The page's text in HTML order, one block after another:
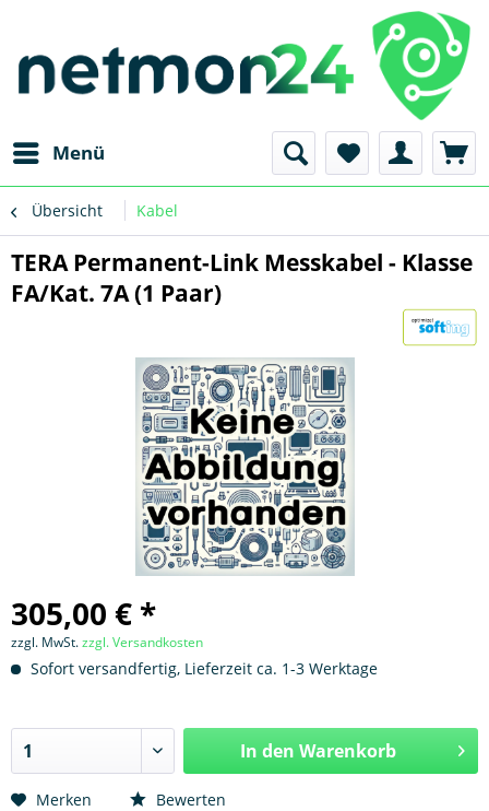
Menü
Übersicht Kabel
TERA Permanent-Link Messkabel - Klasse
FA/Kat. 7A (1 Paar)
305,00 € *
zzgl. MwSt.zzgl. Versandkosten
Sofort versandfertig, Lieferzeit ca. 1-3 Werktage
In den Warenkorb
Merken Bewerten